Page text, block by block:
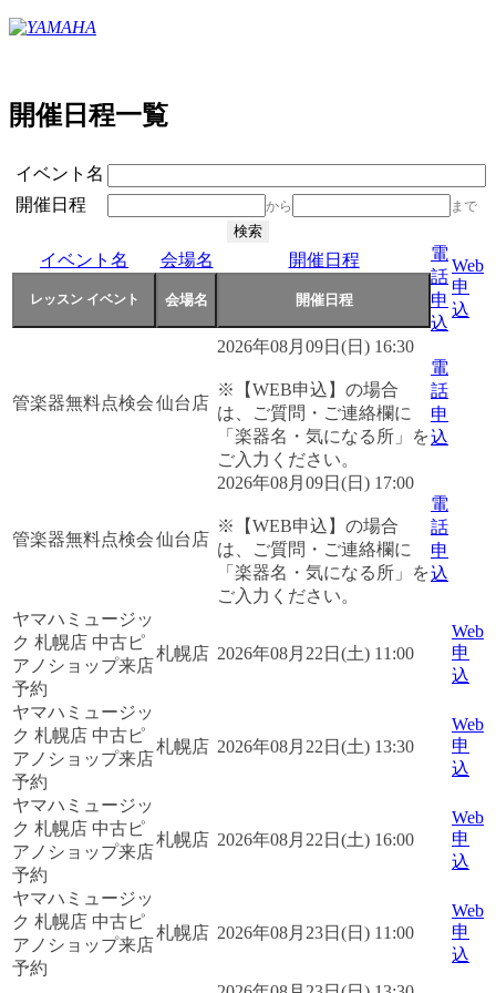
開催日程一覧
イベント名
開催日程
から まで
イベント名 会場名 開催日程
電
話
申
込
Web
申
込
管楽器無料点検会仙台店
2026年08月09日(日) 16:30
※【WEB申込】の場合
は、ご質問・ご連絡欄に
「楽器名・気になる所」を
ご入力ください。
電
話
申
込
管楽器無料点検会仙台店
2026年08月09日(日) 17:00
※【WEB申込】の場合
は、ご質問・ご連絡欄に
「楽器名・気になる所」を
ご入力ください。
電
話
申
込
ヤマハミュージッ
ク 札幌店 中古ピ
アノショップ来店
予約
札幌店 2026年08月22日(土) 11:00
Web
申
込
ヤマハミュージッ
ク 札幌店 中古ピ
アノショップ来店
予約
札幌店 2026年08月22日(土) 13:30
Web
申
込
ヤマハミュージッ
ク 札幌店 中古ピ
アノショップ来店
予約
札幌店 2026年08月22日(土) 16:00
Web
申
込
ヤマハミュージッ
ク 札幌店 中古ピ
アノショップ来店
予約
札幌店 2026年08月23日(日) 11:00
Web
申
込